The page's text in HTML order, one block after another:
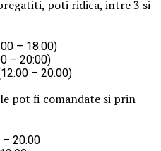
poti ridica, intre 3 si
– 18:00)
– 20:00)
– 20:00)
pot fi comandate si prin
– 20:00